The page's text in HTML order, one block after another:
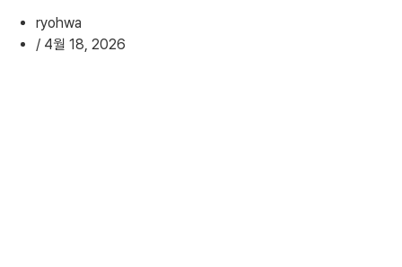
ryohwa
/ 4월 18, 2026